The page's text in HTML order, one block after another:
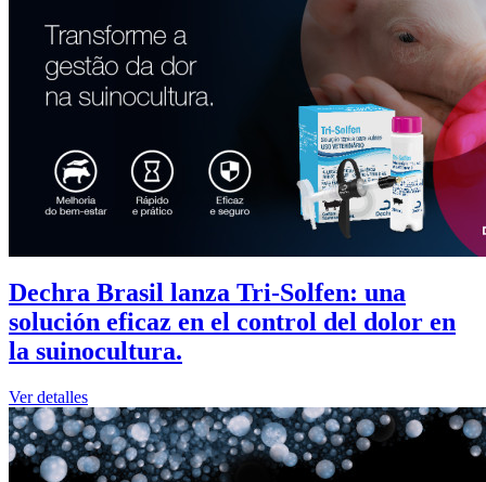
Dechra Brasil lanza Tri-Solfen: una
solución eficaz en el control del dolor en
la suinocultura.
Ver detalles